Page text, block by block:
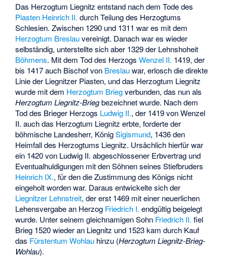
Das Herzogtum Liegnitz entstand nach dem Tode des
Piasten Heinrich II. durch Teilung des Herzogtums
Schlesien. Zwischen 1290 und 1311 war es mit dem
Herzogtum Breslauvereinigt. Danach war es wieder
selbständig, unterstellte sich aber 1329 der Lehnshoheit
Böhmens. Mit dem Tod des HerzogsWenzel II. 1419, der
bis 1417 auch Bischof von Breslauwar, erlosch die direkte
Linie der Liegnitzer Piasten, und das Herzogtum Liegnitz
wurde mit dem Herzogtum Briegverbunden, das nun als
Herzogtum Liegnitz-Briegbezeichnet wurde. Nach dem
Tod des Brieger Herzogs Ludwig II., der 1419 von Wenzel
II. auch das Herzogtum Liegnitz erbte, forderte der
böhmische Landesherr, KönigSigismund, 1436 den
Heimfall des Herzogtums Liegnitz. Ursächlich hierfür war
ein 1420 von Ludwig II. abgeschlossener Erbvertrag und
Eventualhuldigungen mit den Söhnen seines Stiefbruders
Heinrich IX., für den die Zustimmung des Königs nicht
eingeholt worden war. Daraus entwickelte sich der
Liegnitzer Lehnstreit, der erst 1469 mit einer neuerlichen
Lehensvergabe an Herzog Friedrich I. endgültig beigelegt
wurde. Unter seinem gleichnamigen Sohn Friedrich II. fiel
Brieg 1520 wieder an Liegnitz und 1523 kam durch Kauf
das Fürstentum Wohlau hinzu (Herzogtum Liegnitz-Brieg-
Wohlau).